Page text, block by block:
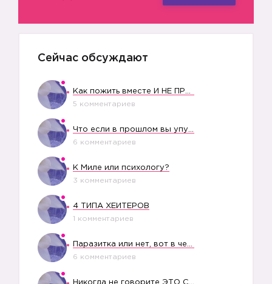
Сейчас обсуждают
5 комментариев
6 комментариев
К Миле или психологу?
3 комментариев
4 ТИПА ХЕЙТЕРОВ
1 комментариев
6 комментариев